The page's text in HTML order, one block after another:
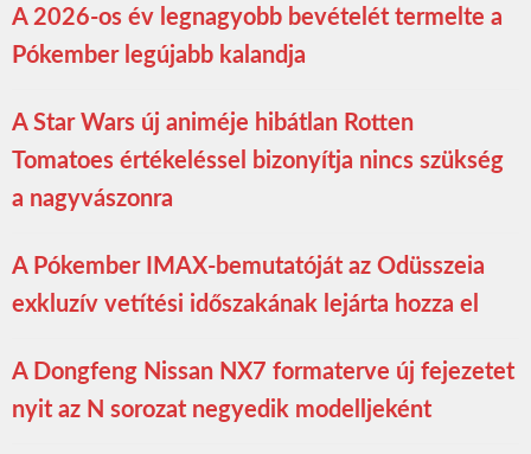
A 2026-os év legnagyobb bevételét termelte a
Pókember legújabb kalandja
A Star Wars új animéje hibátlan Rotten
Tomatoes értékeléssel bizonyítja nincs szükség
a nagyvászonra
A Pókember IMAX-bemutatóját az Odüsszeia
exkluzív vetítési időszakának lejárta hozza el
A Dongfeng Nissan NX7 formaterve új fejezetet
nyit az N sorozat negyedik modelljeként